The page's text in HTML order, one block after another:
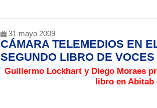
31 mayo 2009
CÁMARA TELEMEDIOS EN
SEGUNDO LIBRO DE
Guillermo Lockhart y Diego Moraes
libro en Abitab